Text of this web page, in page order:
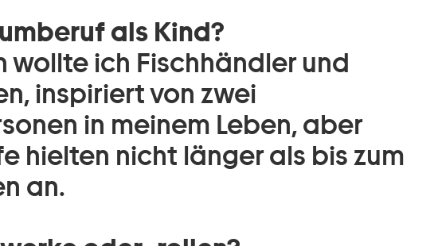
als Kind?
wollte ich Fischhändler und
inspiriert von zwei
in meinem Leben, aber
hielten nicht länger als bis zum
an.